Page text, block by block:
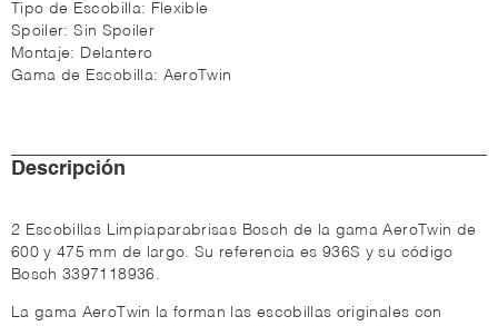
Tipo de Escobilla: Flexible
Spoiler:Sin Spoiler
Montaje: Delantero
Gama de Escobilla: AeroTwin
Descripción
2 Escobillas Limpiaparabrisas Bosch de la gama AeroTwin de
600 y 475 mm de largo. Su referencia es 936S y su código
Bosch 3397118936.
La gama AeroTwin la forman las escobillas originales con